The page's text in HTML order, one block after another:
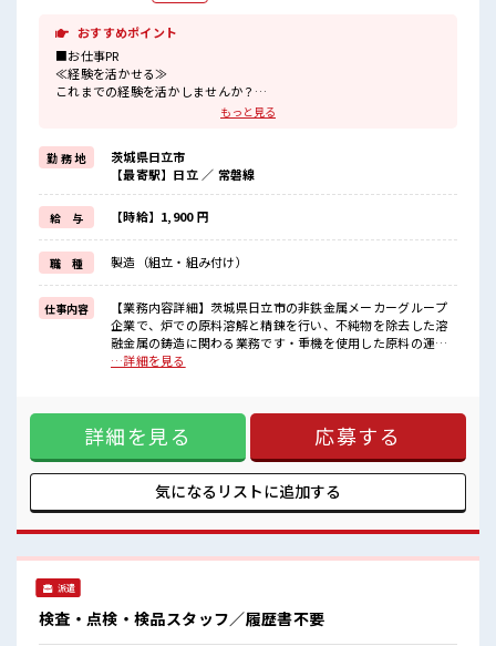
おすすめポイント
■お仕事PR
≪経験を活かせる≫
これまでの経験を活かしませんか？
≪稼ぎたい人向け≫
高収入を希望される方にオススメ。
残業は月20時間以上あります♪
≪髪型自由≫
基本的に髪色自由で明るすぎたり奇抜でなければOKです！
(規定有)≪機能的な制服アリ≫
制服があるので、
毎日の服装の悩み解消♪
≪様々なお仕事をご提案≫
一人で悩まず気軽に相談できる、
派遣のお仕事です！
■職場の雰囲気
髪型・髪色自由♪
派手過ぎなければOKだから、
モチベーションもUP！
活気あふれる20代活躍中の職場です☆
もっと見る
勤 務 地
茨城県日立市
【最寄駅】日立 ／ 常磐線
給 与 【時給】1,900 円
職 種 製造（組立・組み付け）
仕事内容
【業務内容詳細】茨城県日立市の非鉄金属メーカーグループ
企業で、炉での原料溶解と精錬を行い、不純物を除去した溶
融金属の鋳造に関わる業務です・重機を使用した原料の運搬
および炉への投入作業 ・炉内溶融金属のサンプリングおよ
点検と給油と整備と清掃作業 *資格は入職後の取得も可能で
す【取扱商品情報】非鉄金属、レアアース等 ■お仕事PR ≪経
験を活かせる≫ これまでの経験を活かしませんか？ ブランク
があっても大丈夫♪ 経験はちょっとだけ…という方もOK！
≪稼ぎたい人向け≫ 高収入を希望される方にオススメ。 残業
は月20時間以上あります♪ ≪髪型自由≫ 基本的に髪色自由で
服アリ≫ 制服があるので、 毎日の服装の悩み解消♪ ≪様々な
お仕事をご提案≫ 一人で悩まず気軽に相談できる、 派遣のお
ばOKだから、 モチベーションもUP！ 活気あふれる20代活躍
中の職場です☆
…詳細を見る
詳細を見る 応募する
気になるリストに追加する
派遣
検査・点検・検品スタッフ／履歴書不要